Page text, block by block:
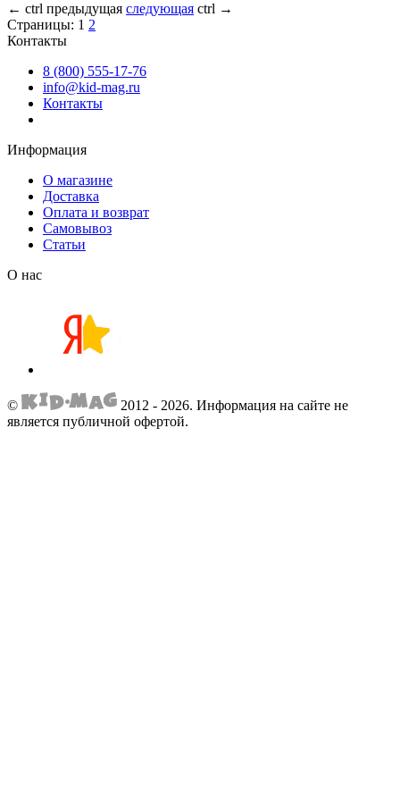
← ctrl предыдущая следующая ctrl →
Страницы: 1 2
Контакты
8 (800) 555-17-76
info@kid-mag.ru
Контакты
Информация
О магазине
Доставка
Оплата и возврат
Самовывоз
Статьи
О нас
© 2012 - 2026. Информация на сайте не
является публичной офертой.